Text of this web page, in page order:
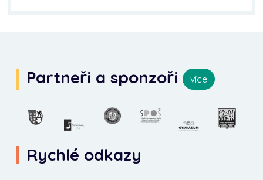
Partneři a sponzoři více
Rychlé odkazy